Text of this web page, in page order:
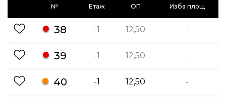
№ Етаж ОП Изба площ
38 -1 12,50 -
39 -1 12,50 -
40 -1 12,50 -